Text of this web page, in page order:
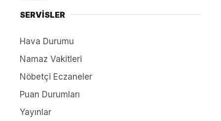
SERVİSLER
Hava Durumu
Namaz Vakitleri
Nöbetçi Eczaneler
Puan Durumları
Yayınlar